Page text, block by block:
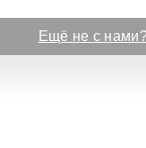
Ещё не с